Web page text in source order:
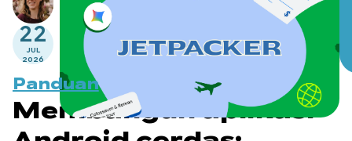
22
JUL
2026
Panduan
Membangun aplikasi